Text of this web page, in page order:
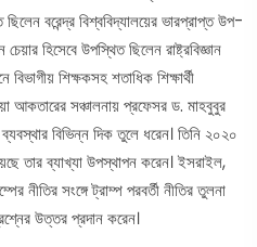
বরেন্দ্র বিশ্ববিদ্যালয়ের ভারপ্রাপ্ত উপ-
হিসেবে উপস্থিত ছিলেন রাষ্ট্রবিজ্ঞান
বিভাগীয় শিক্ষকসহ শতাধিক শিক্ষার্থী
আকতারের সঞ্চালনায় প্রফেসর ড. মাহবুবুর
বিভিন্ন দিক তুলে ধরেন। তিনি ২০২০
তার ব্যাখ্যা উপস্থাপন করেন। ইসরাইল,
নীতির সংঙ্গে ট্রাম্প পরবর্তী নীতির তুলনা
উত্তর প্রদান করেন।